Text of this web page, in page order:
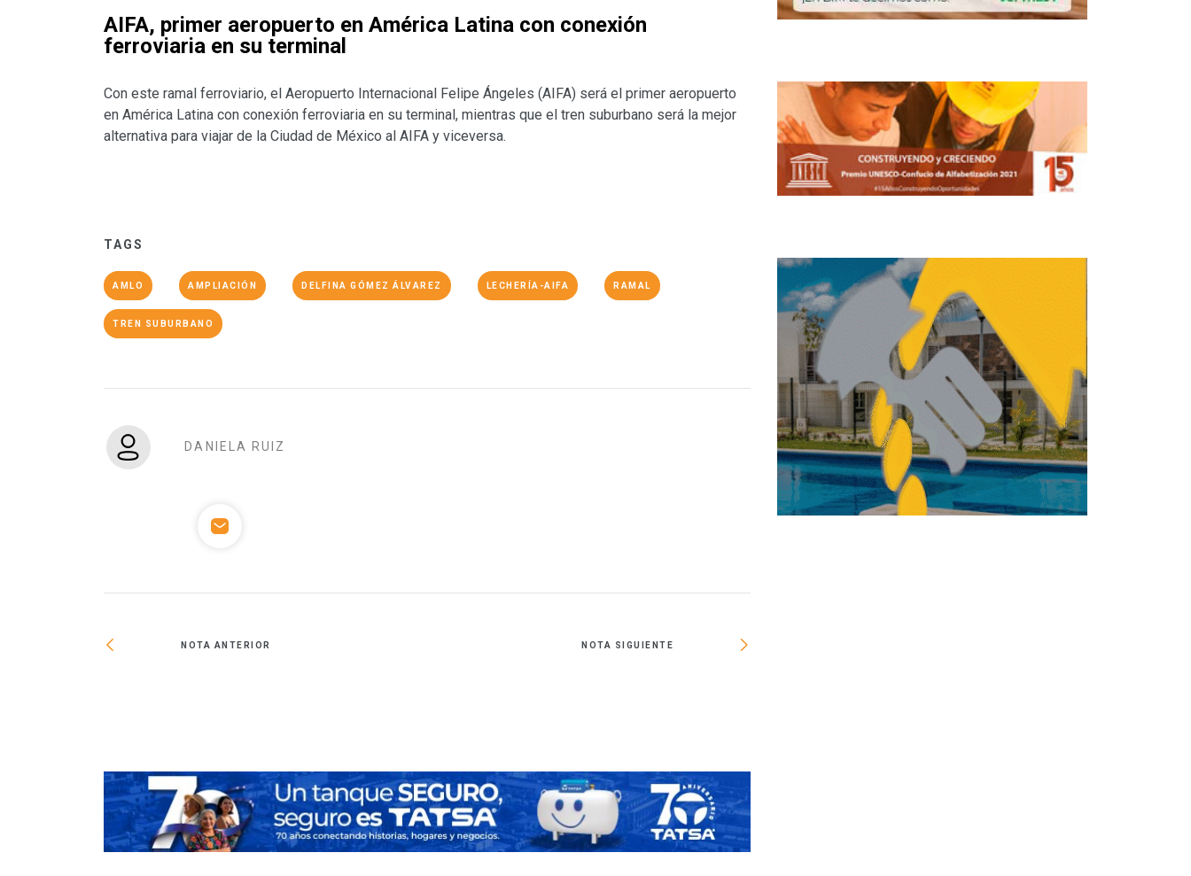
AIFA, primer aeropuerto en América Latina con conexión
ferroviaria en su terminal
Con este ramal ferroviario, el Aeropuerto Internacional Felipe Ángeles (AIFA) será el primer aeropuerto
en América Latina con conexión ferroviaria en su terminal, mientras que el tren suburbano será la mejor
alternativa para viajar de la Ciudad de México al AIFA y viceversa.
TAGS
AMLO AMPLIACIÓN DELFINA GÓMEZ ÁLVAREZ LECHERÍA-AIFA RAMAL
TREN SUBURBANO
DANIELA RUIZ
NOTA ANTERIOR NOTA SIGUIENTE